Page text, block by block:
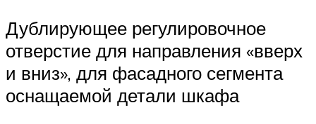
Дублирующее регулировочное
отверстие для направления «вверх
и вниз», для фасадного сегмента
оснащаемой детали шкафа